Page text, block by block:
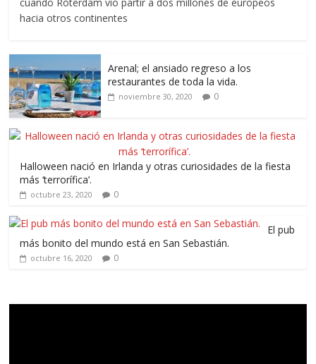
cuando Róterdam vio partir a dos millones de europeos
hacia otros continentes
Arenal; el ansiado regreso a los
restaurantes de toda la vida.
noviembre 30, 2020 0
Halloween nació en Irlanda y otras curiosidades de la fiesta
más ‘terrorífica’.
octubre 23, 2020 0
El pub
más bonito del mundo está en San Sebastián.
octubre 16, 2020 0